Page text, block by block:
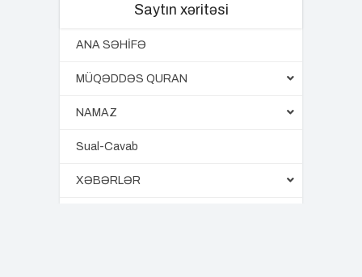
Saytın xəritəsi
ANA SƏHİFƏ
MÜQƏDDƏS QURAN
NAMAZ
Sual-Cavab
XƏBƏRLƏR